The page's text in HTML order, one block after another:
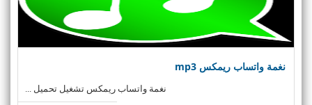
نغمة واتساب ريمكس mp3
نغمة واتساب ريمكس تشغيل تحميل ...